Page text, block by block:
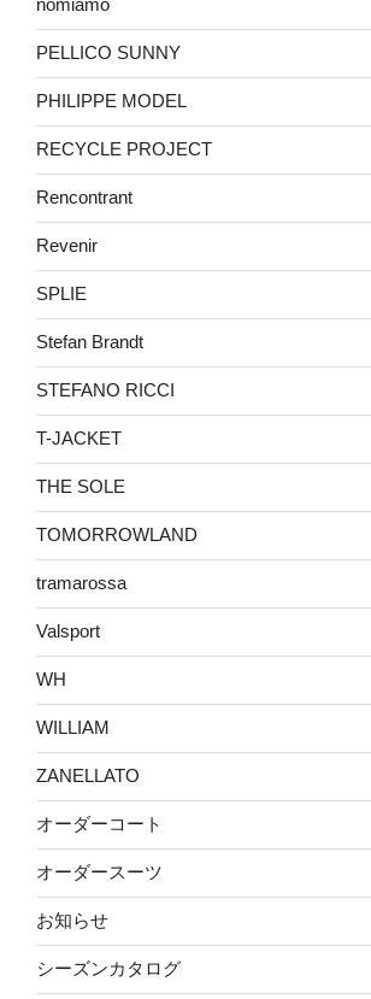
nomiamo
PELLICO SUNNY
PHILIPPE MODEL
RECYCLE PROJECT
Rencontrant
Revenir
SPLIE
Stefan Brandt
STEFANO RICCI
T-JACKET
THE SOLE
TOMORROWLAND
tramarossa
Valsport
WH
WILLIAM
ZANELLATO
オーダーコート
オーダースーツ
お知らせ
シーズンカタログ